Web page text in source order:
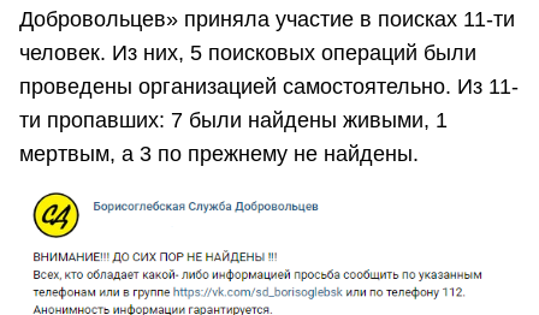
Добровольцев» приняла участие в поисках 11-ти
человек. Из них, 5 поисковых операций были
проведены организацией самостоятельно. Из 11-
ти пропавших: 7 были найдены живыми, 1
мертвым, а 3 по прежнему не найдены.